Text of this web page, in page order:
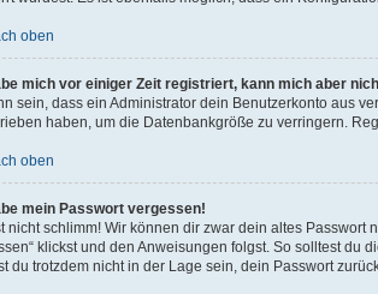
oben
mich vor einiger Zeit registriert, kann mich aber
sein, dass ein Administrator dein Benutzerkonto aus
haben, um die Datenbankgröße zu verringern.
oben
mein Passwort vergessen!
nicht schlimm! Wir können dir zwar dein altes
klickst und den Anweisungen folgst. So solltest du
du trotzdem nicht in der Lage sein, dein Passwort